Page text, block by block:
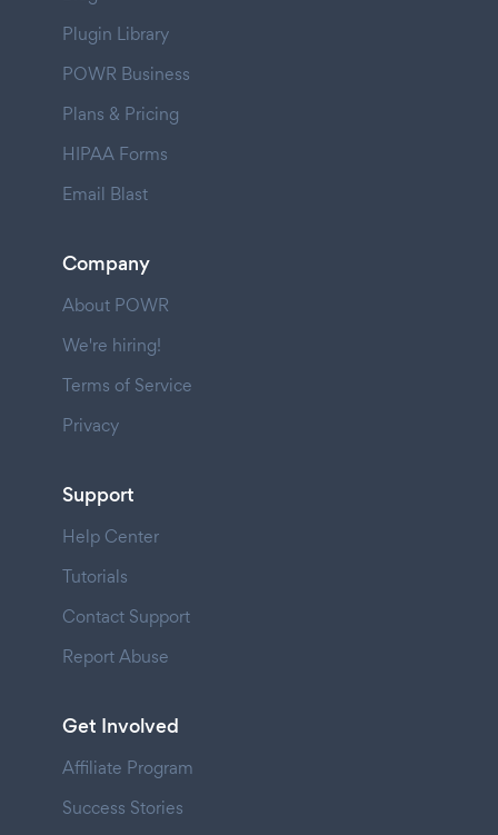
Plugin Library
POWR Business
Plans & Pricing
HIPAA Forms
Email Blast
Company
About POWR
We're hiring!
Terms of Service
Privacy
Support
Help Center
Tutorials
Contact Support
Report Abuse
Get Involved
Affiliate Program
Success Stories